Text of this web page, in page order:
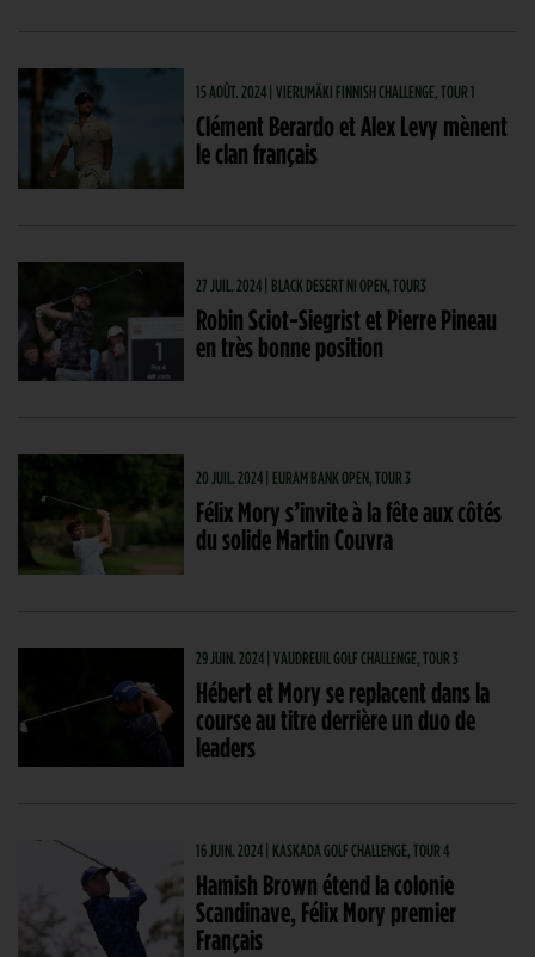
15 AOÛT. 2024 | VIERUMÄKI FINNISH CHALLENGE, TOUR 1
Clément Berardo et Alex Levy mènent
le clan français
27 JUIL. 2024 | BLACK DESERT NI OPEN, TOUR3
Robin Sciot-Siegrist et Pierre Pineau
en très bonne position
20 JUIL. 2024 | EURAM BANK OPEN, TOUR 3
Félix Mory s’invite à la fête aux côtés
du solide Martin Couvra
29 JUIN. 2024 | VAUDREUIL GOLF CHALLENGE, TOUR 3
Hébert et Mory se replacent dans la
course au titre derrière un duo de
leaders
16 JUIN. 2024 | KASKADA GOLF CHALLENGE, TOUR 4
Hamish Brown étend la colonie
Scandinave, Félix Mory premier
Français